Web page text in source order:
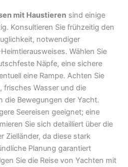
mit Haustieren sind einige
Konsultieren Sie frühzeitig den
notwendiger
Wählen Sie
Näpfe, eine sichere
eine Rampe. Achten Sie
frisches Wasser und die
die Bewegungen der Yacht.
Seereisen geeignet; eine
Sie sich detailliert über die
Zielländer, da diese stark
Planung garantiert
Sie die Reise von Yachten mit